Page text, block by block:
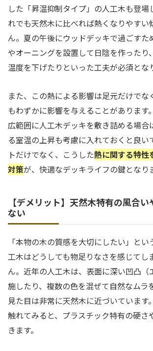
した「昇温抑制タイプ」の人工木も登場
れでも天然木に比べれば熱くなりやすい
ん。夏の午後にウッドデッキで過ごすた
やオーニングを設置して日陰を作ったり
温度を下げたりといった工夫が必須とな
また、この熱による影響は足元だけでな
もわずかに影響を与えることがあります
広範囲に人工木デッキを敷き詰める場合
る室温の上昇も考慮に入れておくと良い
トだけでなく、こうした熱に関する特性
対策が、快適なデッキライフの鍵となり
【デメリット】天然木特有の風合
ない
「本物の木の質感を大切にしたい」とい
工木はどうしても物足りなさを感じてし
ん。近年の人工木は、表面に深い凹凸（
施したり、複数の色を混ぜて自然なムラ
見た目は非常に天然木に近づいています
触れてみると、プラスチック特有の硬さ
きます。